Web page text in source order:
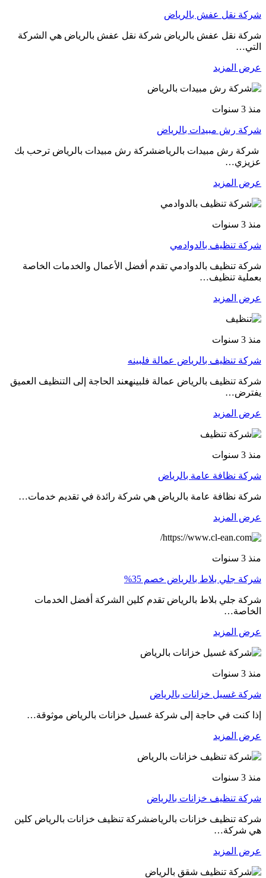
شركة نقل عفش بالرياض
شركة نقل عفش بالرياض شركة نقل عفش بالرياض هي الشركة
التي…
عرض المزيد
منذ 3 سنوات
شركة رش مبيدات بالرياض
شركة رش مبيدات بالرياضشركة رش مبيدات بالرياض ترحب بك
عزيزي…
عرض المزيد
منذ 3 سنوات
شركة تنظيف بالدوادمي
شركة تنظيف بالدوادمي تقدم أفضل الأعمال والخدمات الخاصة
بعملية تنظيف…
عرض المزيد
منذ 3 سنوات
شركة تنظيف بالرياض عمالة فلبينه
شركة تنظيف بالرياض عمالة فلبينهعند الحاجة إلى التنظيف العميق
يفترض…
عرض المزيد
منذ 3 سنوات
شركة نظافة عامة بالرياض
شركة نظافة عامة بالرياض هي شركة رائدة في تقديم خدمات…
عرض المزيد
منذ 3 سنوات
شركة جلي بلاط بالرياض خصم 35%
شركة جلي بلاط بالرياض تقدم كلين الشركة أفضل الخدمات
الخاصة…
عرض المزيد
منذ 3 سنوات
شركة غسيل خزانات بالرياض
إذا كنت في حاجة إلى شركة غسيل خزانات بالرياض موثوقة…
عرض المزيد
منذ 3 سنوات
شركة تنظيف خزانات بالرياض
شركة تنظيف خزانات بالرياضشركة تنظيف خزانات بالرياض كلين
هي شركة…
عرض المزيد